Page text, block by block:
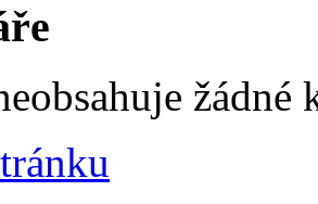
žádné